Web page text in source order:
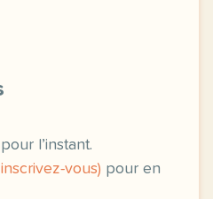
l’instant.
vous) pour en